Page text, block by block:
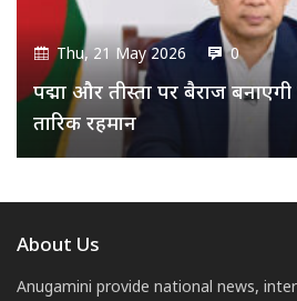
Thu, 21 May 2026 0
पद्मा और तीस्ता पर बैराज
तारिक रहमान
About Us
Anugamini provide national news,